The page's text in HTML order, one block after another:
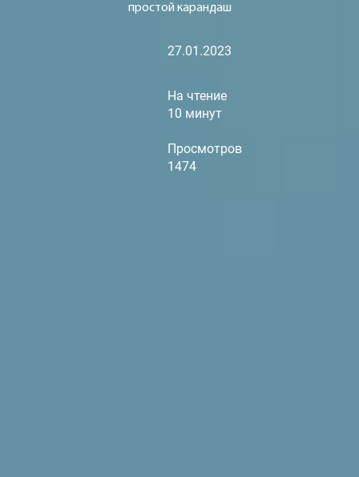
простой карандаш
27.01.2023
На чтение
10 минут
Просмотров
1474